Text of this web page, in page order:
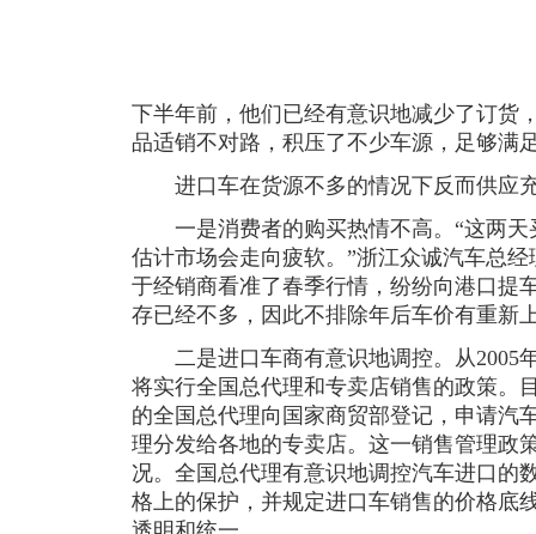
下半年前，他们已经有意识地减少了订货
品适销不对路，积压了不少车源，足够满
进口车在货源不多的情况下反而供应
一是消费者的购买热情不高。“这两天
估计市场会走向疲软。”浙江众诚汽车总
于经销商看准了春季行情，纷纷向港口提
存已经不多，因此不排除年后车价有重新
二是进口车商有意识地调控。从2005
将实行全国总代理和专卖店销售的政策。
的全国总代理向国家商贸部登记，申请汽
理分发给各地的专卖店。这一销售管理政
况。全国总代理有意识地调控汽车进口的
格上的保护，并规定进口车销售的价格底